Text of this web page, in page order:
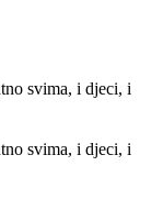
svima, i djeci, i
svima, i djeci, i